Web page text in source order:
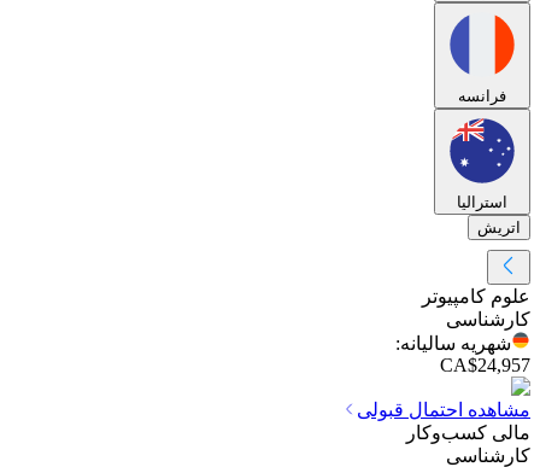
فرانسه
استرالیا
اتریش
علوم کامپیوتر
کارشناسی
شهریه سالیانه:
CA$24,957
مشاهده احتمال قبولی
مالی کسب‌وکار
کارشناسی